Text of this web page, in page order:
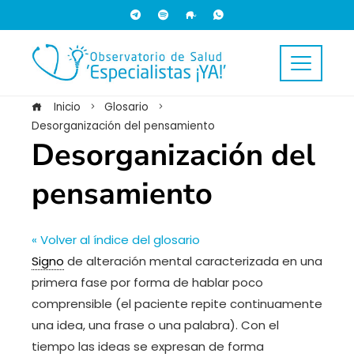
Inicio
Glosario
Desorganización del pensamiento
Desorganización del
pensamiento
« Volver al índice del glosario
Signo de alteración mental caracterizada en una
primera fase por forma de hablar poco
comprensible (el paciente repite continuamente
una idea, una frase o una palabra). Con el
tiempo las ideas se expresan de forma